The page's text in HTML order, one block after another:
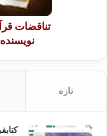
تناقضات
تازه